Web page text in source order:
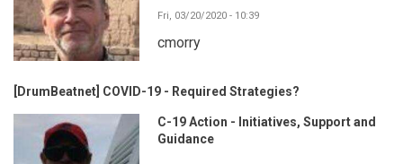
Fri, 03/20/2020 - 10:39
cmorry
[DrumBeatnet] COVID-19 - Required Strategies?
C-19 Action - Initiatives, Support and
Guidance